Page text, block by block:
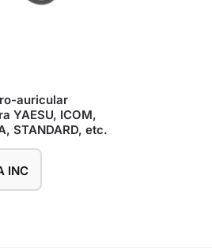
auricular
YAESU, ICOM,
STANDARD, etc.
INC